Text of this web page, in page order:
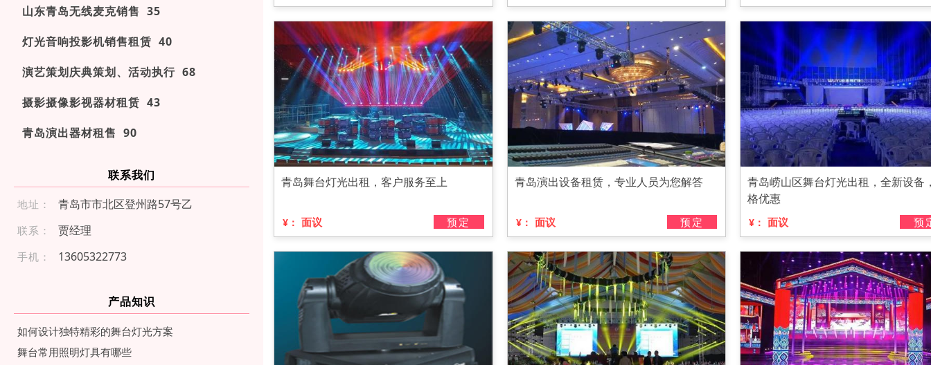
山东青岛无线麦克销售 35
灯光音响投影机销售租赁 40
演艺策划庆典策划、活动执行 68
摄影摄像影视器材租赁 43
青岛演出器材租售 90
联系我们
地址： 青岛市市北区登州路57号乙
联系： 贾经理
手机： 136 053 227 73
产品知识
如何设计独特精彩的舞台灯光方案
舞台常用照明灯具有哪些
青岛舞台灯光出租，客户服务至上
¥： 面议 预定
青岛演出设备租赁，专业人员为您解答
¥： 面议 预定
青岛崂山区舞台灯光出租，全新设备
格优惠
¥： 面议 预